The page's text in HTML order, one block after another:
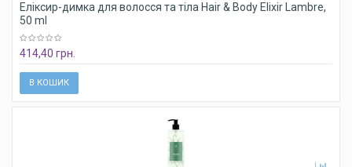
Еліксир-димка для волосся та тіла Hair & Body Elixir Lambre,
50 ml
414,40 грн.
В КОШИК